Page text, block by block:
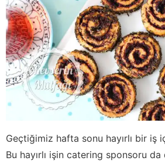
Geçtiğimiz hafta sonu hayırlı bir iş
Bu hayırlı işin catering sponsoru